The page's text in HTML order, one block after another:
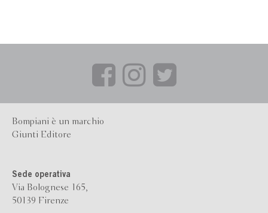
Bompiani è un marchio
Giunti Editore
Sede operativa
Via Bolognese 165,
50139 Firenze